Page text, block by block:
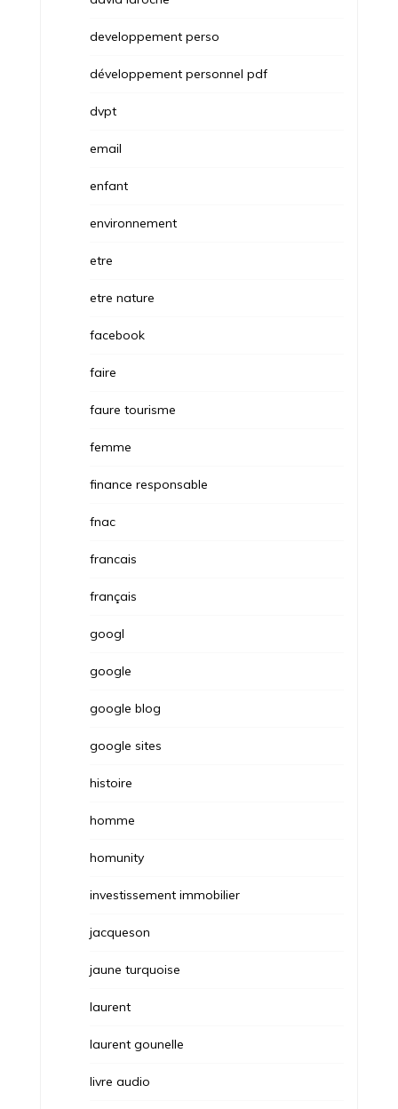
developpement perso
développement personnel pdf
dvpt
email
enfant
environnement
etre
etre nature
facebook
faire
faure tourisme
femme
finance responsable
fnac
francais
français
googl
google
google blog
google sites
histoire
homme
homunity
investissement immobilier
jacqueson
jaune turquoise
laurent
laurent gounelle
livre audio